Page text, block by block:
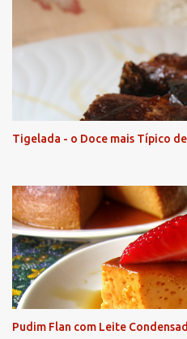
Tigelada - o Doce mais Típico
Pudim Flan com Leite